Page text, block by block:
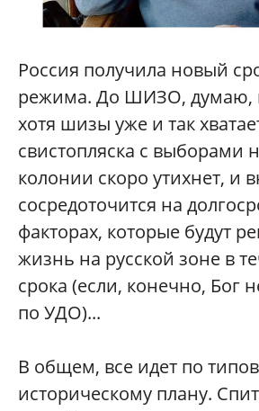
Россия получила новый
режима. До ШИЗО, думаю,
хотя шизы уже и так
свистопляска с выборами
колонии скоро утихнет, и
сосредоточится на
факторах, которые будут
жизнь на русской зоне в
срока (если, конечно, Бог
по УДО)...
В общем, все идет по
историческому плану.